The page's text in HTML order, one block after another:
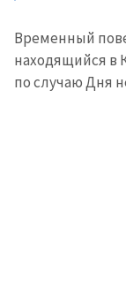
Временный
находящийся в
по случаю Дня